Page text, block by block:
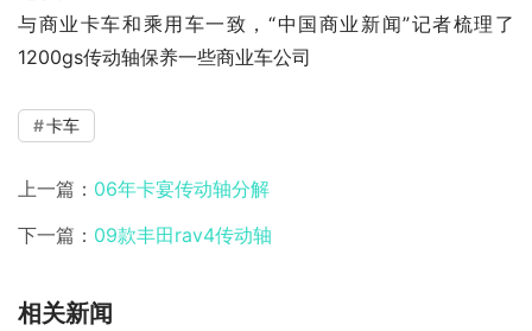
与商业卡车和乘用车一致，“中国商业新闻”记者梳理了
1200gs传动轴保养一些商业车公司
卡车
上一篇： 06年卡宴传动轴分解
下一篇： 09款丰田rav4传动轴
相关新闻